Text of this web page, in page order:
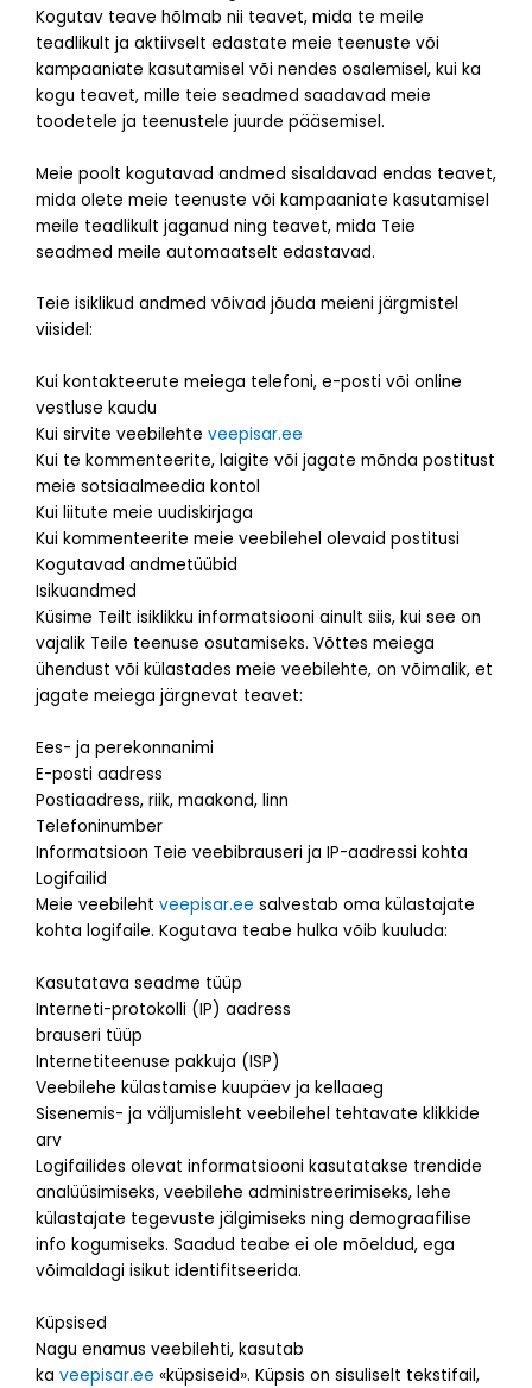
Kogutav teave hõlmab nii teavet, mida te meile
teadlikult ja aktiivselt edastate meie teenuste või
kampaaniate kasutamisel või nendes osalemisel, kui ka
kogu teavet, mille teie seadmed saadavad meie
toodetele ja teenustele juurde pääsemisel.
Meie poolt kogutavad andmed sisaldavad endas teavet,
mida olete meie teenuste või kampaaniate kasutamisel
meile teadlikult jaganud ning teavet, mida Teie
seadmed meile automaatselt edastavad.
Teie isiklikud andmed võivad jõuda meieni järgmistel
viisidel:
Kui kontakteerute meiega telefoni, e-posti või online
vestluse kaudu
Kui sirvite veebilehte veepisar.ee
Kui te kommenteerite, laigite või jagate mõnda postitust
meie sotsiaalmeedia kontol
Kui liitute meie uudiskirjaga
Kui kommenteerite meie veebilehel olevaid postitusi
Kogutavad andmetüübid
Isikuandmed
Küsime Teilt isiklikku informatsiooni ainult siis, kui see on
vajalik Teile teenuse osutamiseks. Võttes meiega
ühendust või külastades meie veebilehte, on võimalik, et
jagate meiega järgnevat teavet:
Ees- ja perekonnanimi
E-posti aadress
Postiaadress, riik, maakond, linn
Telefoninumber
Informatsioon Teie veebibrauseri ja IP-aadressi kohta
Logifailid
Meie veebileht veepisar.ee salvestab oma külastajate
kohta logifaile. Kogutava teabe hulka võib kuuluda:
Kasutatava seadme tüüp
Interneti-protokolli (IP) aadress
brauseri tüüp
Internetiteenuse pakkuja (ISP)
Veebilehe külastamise kuupäev ja kellaaeg
Sisenemis- ja väljumisleht veebilehel tehtavate klikkide
arv
Logifailides olevat informatsiooni kasutatakse trendide
analüüsimiseks, veebilehe administreerimiseks, lehe
külastajate tegevuste jälgimiseks ning demograafilise
info kogumiseks. Saadud teabe ei ole mõeldud, ega
võimaldagi isikut identifitseerida.
Küpsised
Nagu enamus veebilehti, kasutab
ka veepisar.ee «küpsiseid». Küpsis on sisuliselt tekstifail,